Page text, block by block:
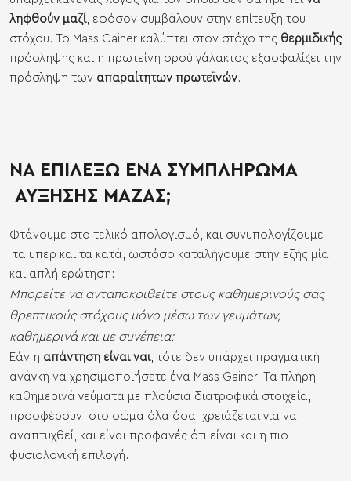
ληφθούν μαζί, εφόσον συμβάλουν στην επίτευξη του
στόχου. Το Mass Gainer καλύπτει στον στόχο της θερμιδικής
πρόσληψης και η πρωτεΐνη ορού γάλακτος εξασφαλίζει την
πρόσληψη των απαραίτητων πρωτεϊνών.
ΝΑ ΕΠΙΛΕΞΩ ΕΝΑ ΣΥΜΠΛΗΡΩΜΑ
ΑΥΞΗΣΗΣ ΜΑΖΑΣ;
Φτάνουμε στο τελικό απολογισμό, και συνυπολογίζουμε
τα υπερ και τα κατά, ωστόσο καταλήγουμε στην εξής μία
και απλή ερώτηση:
Μπορείτε να ανταποκριθείτε στους καθημερινούς σας
θρεπτικούς στόχους μόνο μέσω των γευμάτων,
καθημερινά και με συνέπεια;
Εάν η απάντηση είναι ναι, τότε δεν υπάρχει πραγματική
ανάγκη να χρησιμοποιήσετε ένα Mass Gainer. Τα πλήρη
καθημερινά γεύματα με πλούσια διατροφικά στοιχεία,
προσφέρουν στο σώμα όλα όσα χρειάζεται για να
αναπτυχθεί, και είναι προφανές ότι είναι και η πιο
φυσιολογική επιλογή.